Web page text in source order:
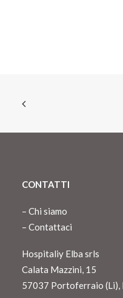
CONTATTI
– Chi siamo
– Contattaci
Hospitaliy Elba srls
Calata Mazzini, 15
57037 Portoferraio (Li),